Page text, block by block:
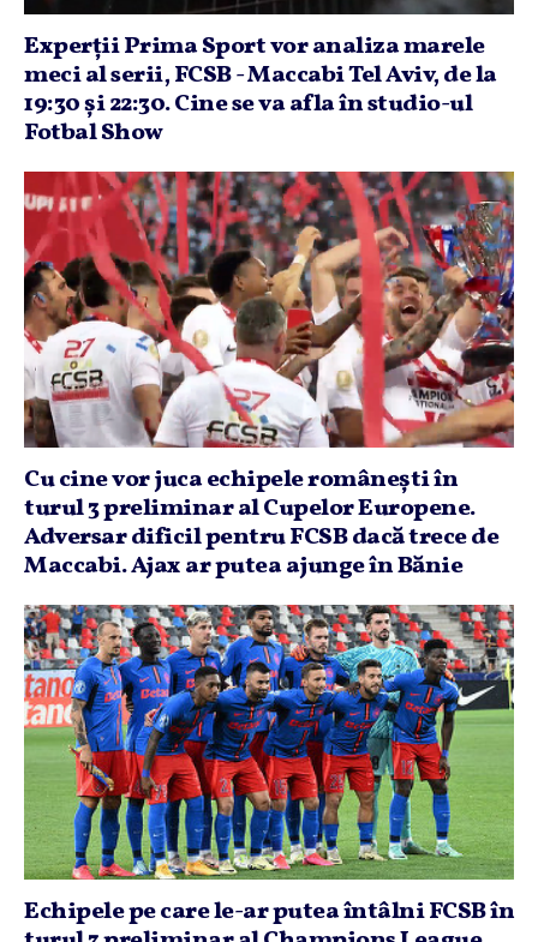
Experţii Prima Sport vor analiza marele
meci al serii, FCSB - Maccabi Tel Aviv, de la
19:30 şi 22:30. Cine se va afla în studio-ul
Fotbal Show
Cu cine vor juca echipele româneşti în
turul 3 preliminar al Cupelor Europene.
Adversar dificil pentru FCSB dacă trece de
Maccabi. Ajax ar putea ajunge în Bănie
Echipele pe care le-ar putea întâlni FCSB în